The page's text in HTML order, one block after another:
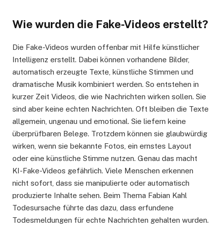
Wie wurden die Fake-Videos erstellt?
Die Fake-Videos wurden offenbar mit Hilfe künstlicher
Intelligenz erstellt. Dabei können vorhandene Bilder,
automatisch erzeugte Texte, künstliche Stimmen und
dramatische Musik kombiniert werden. So entstehen in
kurzer Zeit Videos, die wie Nachrichten wirken sollen. Sie
sind aber keine echten Nachrichten. Oft bleiben die Texte
allgemein, ungenau und emotional. Sie liefern keine
überprüfbaren Belege. Trotzdem können sie glaubwürdig
wirken, wenn sie bekannte Fotos, ein ernstes Layout
oder eine künstliche Stimme nutzen. Genau das macht
KI-Fake-Videos gefährlich. Viele Menschen erkennen
nicht sofort, dass sie manipulierte oder automatisch
produzierte Inhalte sehen. Beim Thema Fabian Kahl
Todesursache führte das dazu, dass erfundene
Todesmeldungen für echte Nachrichten gehalten wurden.